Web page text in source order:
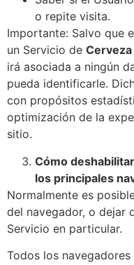
o repite visita.
Importante: Salvo que
un Servicio de Cerveza
irá asociada a ningún
pueda identificarle.
con propósitos
optimización de la
sitio.
Cómo
los principales
Normalmente es
del navegador, o dejar
Servicio en particular.
Todos los